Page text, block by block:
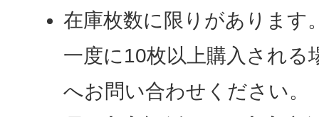
在庫枚数に限りがあります
一度に10枚以上購入される
へお問い合わせください。